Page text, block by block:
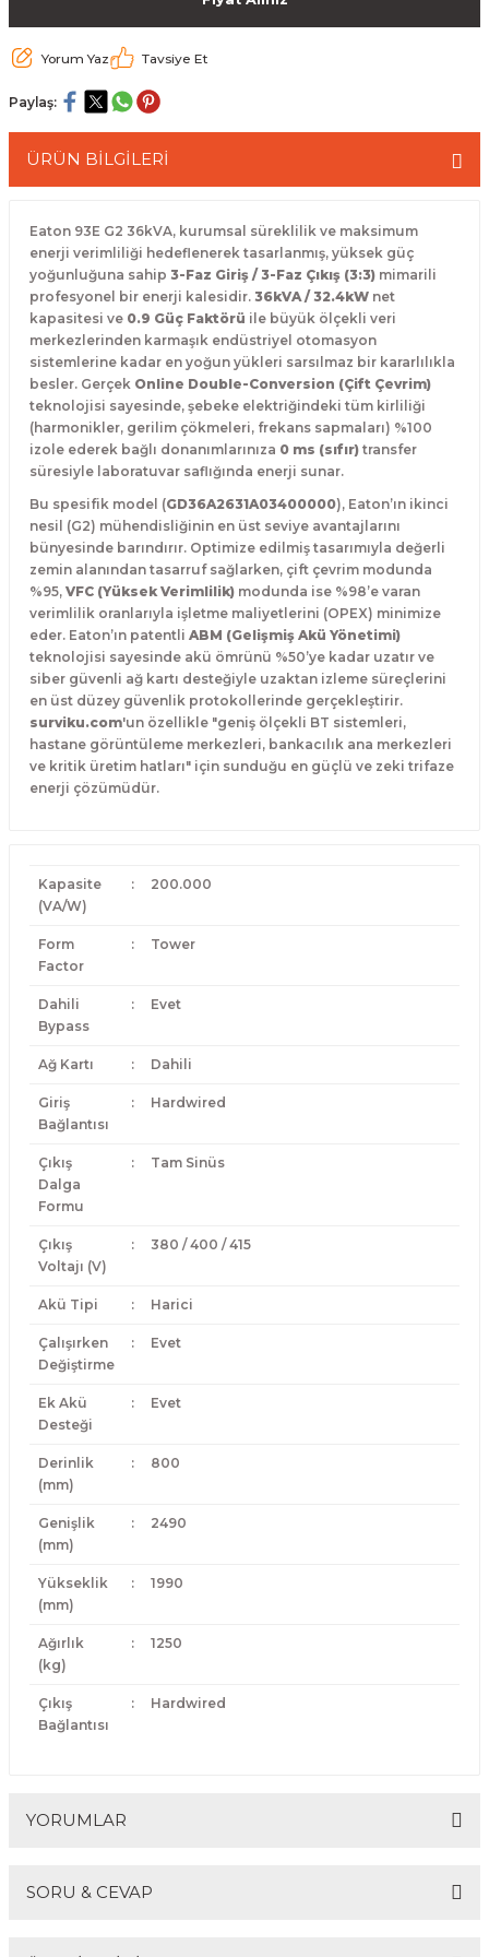
Paketleri
Yorum Yaz Tavsiye Et
Paylaş:
ÜRÜN BİLGİLERİ
Eaton 93E G2 36kVA, kurumsal süreklilik ve maksimum
enerji verimliliği hedeflenerek tasarlanmış, yüksek güç
yoğunluğuna sahip 3-Faz Giriş / 3-Faz Çıkış (3:3) mimarili
profesyonel bir enerji kalesidir. 36kVA / 32.4kW net
kapasitesi ve 0.9 Güç Faktörü ile büyük ölçekli veri
merkezlerinden karmaşık endüstriyel otomasyon
sistemlerine kadar en yoğun yükleri sarsılmaz bir kararlılıkla
besler. Gerçek Online Double-Conversion (Çift Çevrim)
teknolojisi sayesinde, şebeke elektriğindeki tüm kirliliği
(harmonikler, gerilim çökmeleri, frekans sapmaları) %100
izole ederek bağlı donanımlarınıza 0 ms (sıfır) transfer
süresiyle laboratuvar saflığında enerji sunar.
Bu spesifik model (GD36A2631A03400000), Eaton’ın ikinci
nesil (G2) mühendisliğinin en üst seviye avantajlarını
bünyesinde barındırır. Optimize edilmiş tasarımıyla değerli
zemin alanından tasarruf sağlarken, çift çevrim modunda
%95, VFC (Yüksek Verimlilik) modunda ise %98’e varan
verimlilik oranlarıyla işletme maliyetlerini (OPEX) minimize
eder. Eaton’ın patentli ABM (Gelişmiş Akü Yönetimi)
teknolojisi sayesinde akü ömrünü %50’ye kadar uzatır ve
siber güvenli ağ kartı desteğiyle uzaktan izleme süreçlerini
en üst düzey güvenlik protokollerinde gerçekleştirir.
surviku.com'un özellikle "geniş ölçekli BT sistemleri,
hastane görüntüleme merkezleri, bankacılık ana merkezleri
ve kritik üretim hatları" için sunduğu en güçlü ve zeki trifaze
enerji çözümüdür.
Kapasite
(VA/W)
: 200.000
Form
Factor
: Tower
Dahili
Bypass
: Evet
Ağ Kartı : Dahili
Giriş
Bağlantısı
: Hardwired
Çıkış
Dalga
Formu
: Tam Sinüs
Çıkış
Voltajı (V)
: 380 / 400 / 415
Akü Tipi : Harici
Çalışırken
Değiştirme
: Evet
Ek Akü
Desteği
: Evet
Derinlik
(mm)
: 800
Genişlik
(mm)
: 2490
Yükseklik
(mm)
: 1990
Ağırlık
(kg)
: 1250
Çıkış
Bağlantısı
: Hardwired
YORUMLAR
SORU & CEVAP